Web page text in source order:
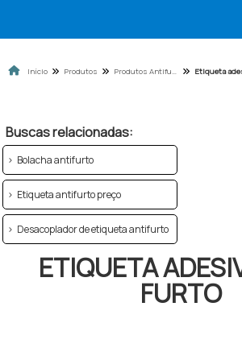
Início Produtos Produtos Antifurto
Buscas relacionadas:
Bolacha antifurto
Etiqueta antifurto preço
Desacoplador de etiqueta antifurto
ETIQUETA
FURTO